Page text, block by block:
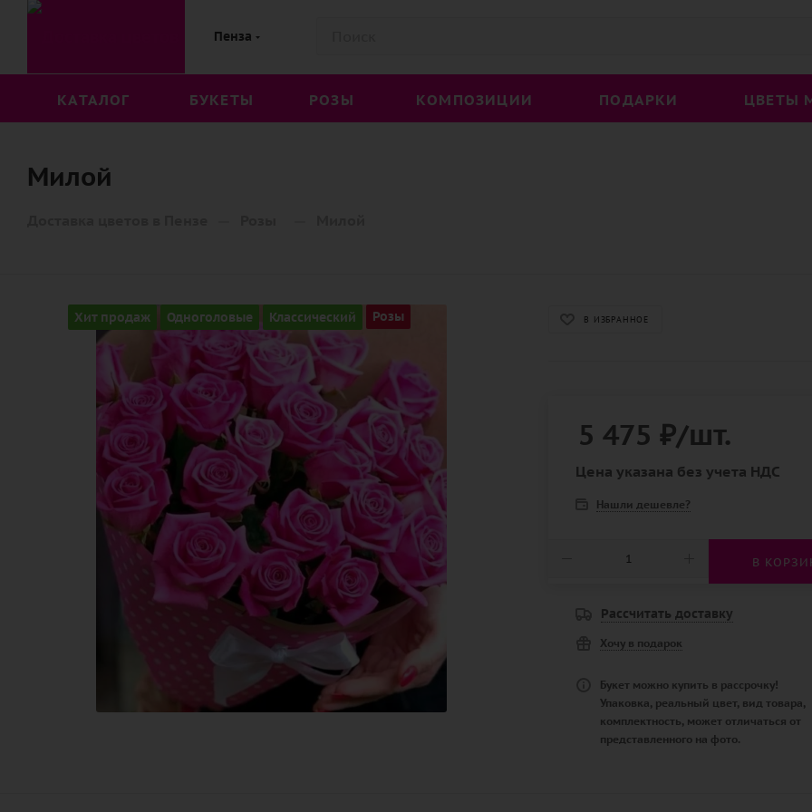
Пенза
КАТАЛОГ БУКЕТЫ РОЗЫ КОМПОЗИЦИИ ПОДАРКИ ЦВЕТЫ
Милой
Хит продаж Одноголовые Классический Розы В ИЗБРАННОЕ
5 475 ₽/шт.
Цена указана без учета НДС
Нашли дешевле?
В
Рассчитать доставку
Хочу в подарок
Букет можно купить в рассрочку!
Упаковка, реальный цвет, вид товара,
комплектность, может отличаться от
представленного на фото.